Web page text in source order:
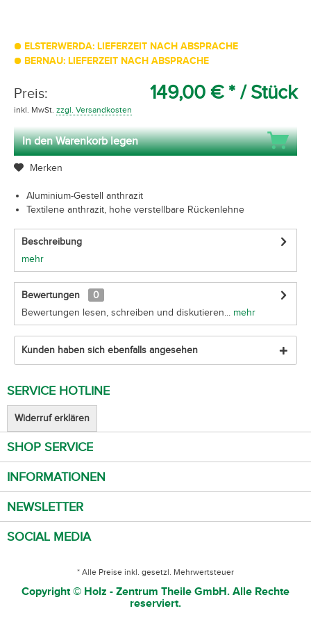
ELSTERWERDA: LIEFERZEIT NACH ABSPRACHE
BERNAU: LIEFERZEIT NACH ABSPRACHE
Preis: 149,00 € * / Stück
inkl. MwSt. zzgl. Versandkosten
In den Warenkorb legen
Merken
Aluminium-Gestell anthrazit
Textilene anthrazit, hohe verstellbare Rückenlehne
Beschreibung
mehr
Bewertungen
0
Bewertungen lesen, schreiben und diskutieren... mehr
Kunden haben sich ebenfalls angesehen
SERVICE HOTLINE
Widerruf erklären
SHOP SERVICE
INFORMATIONEN
NEWSLETTER
SOCIAL MEDIA
* Alle Preise inkl. gesetzl. Mehrwertsteuer
Copyright © Holz - Zentrum Theile GmbH. Alle Rechte
reserviert.